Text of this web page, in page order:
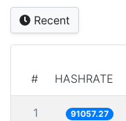
Recent
# HASHRATE
1 91057.27